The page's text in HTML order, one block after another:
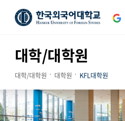
대학/대학원
대학/대학원 대학원 KFL대학원